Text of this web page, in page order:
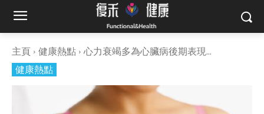
主頁 健康熱點 心力衰竭多為心臟病後期表現...
健康熱點